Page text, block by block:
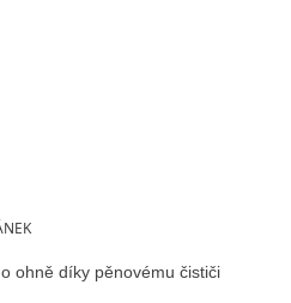
ohně díky pěnovému čističi